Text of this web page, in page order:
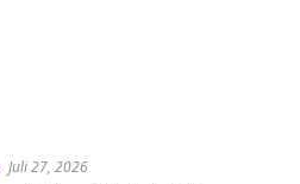
Juli 27, 2026